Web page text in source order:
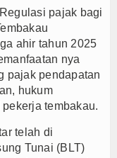
Hasil Paripurna
Naik Jadi Rp 3,14 Triliun,
Sutisna Ajak
Ribuan Bobotoh Doakan
APPI Perkuat Pasar
pajak bagi
ahir tahun 2025
nya
pajak pendapatan
hukum
tembakau.
telah di
Tunai (BLT)